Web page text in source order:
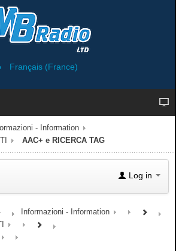
Français (France)
- Information
AAC+ e RICERCA TAG
Log in
Informazioni - Information